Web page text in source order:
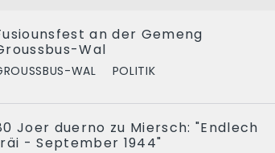
an der Gemeng
Wal
WAL POLITIK
Joer duerno zu Miersch: "Endlech
- September 1944"